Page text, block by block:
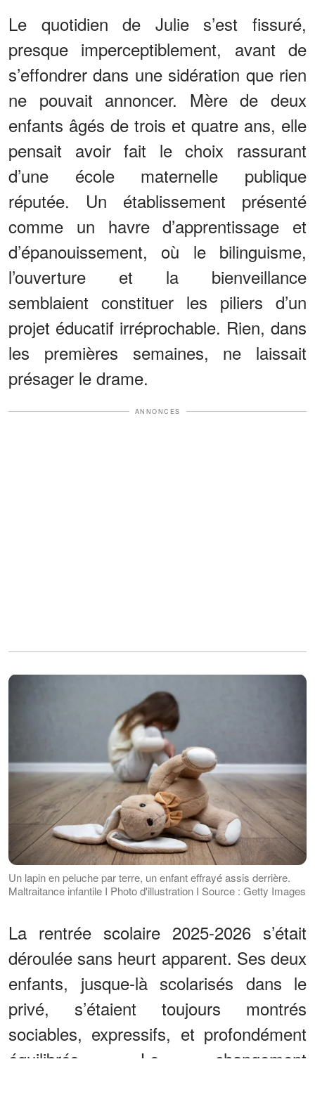
Le quotidien de Julie s’est fissuré,
presque imperceptiblement, avant de
s’effondrer dans une sidération que rien
ne pouvait annoncer. Mère de deux
enfants âgés de trois et quatre ans, elle
pensait avoir fait le choix rassurant
d’une école maternelle publique
réputée. Un établissement présenté
comme un havre d’apprentissage et
d’épanouissement, où le bilinguisme,
l’ouverture et la bienveillance
semblaient constituer les piliers d’un
projet éducatif irréprochable. Rien, dans
les premières semaines, ne laissait
présager le drame.
ANNONCES
Un lapin en peluche par terre, un enfant effrayé assis derrière.
Maltraitance infantile I Photo d'illustration I Source : Getty Images
La rentrée scolaire 2025-2026 s’était
déroulée sans heurt apparent. Ses deux
enfants, jusque-là scolarisés dans le
privé, s’étaient toujours montrés
sociables, expressifs, et profondément
équilibrés. Le changement